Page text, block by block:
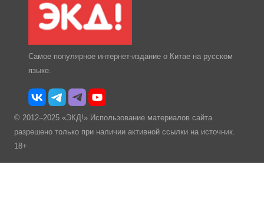
Самое популярное интернет-издание о Китае на русском
языке.
© 2012–2025 «ЭКД!» Использование материалов сайта
разрешено только при наличии активной ссылки на источник.
18+